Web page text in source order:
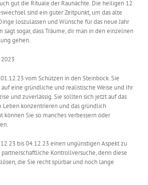
gut die Rituale der Raunächte. Die heiligen 12
sind ein guter Zeitpunkt, um das alte
loszulassen und Wünsche für das neue Jahr
sagt sogar, dass Träume, dir man in den einzelnen
gehen.
vom Schützen in den Steinbock. Sie
eine gründliche und realistische Weise und Ihr
und zuverlässig. Sie sollten sich jetzt auf das
Leben konzentrieren und das gründlich
können Sie so manches verbessern oder
bis 04.12.23 einen ungünstigen Aspekt zu
partnerschaftliche Kontrollversuche, denn diese
die Sie recht spürbar und noch lange